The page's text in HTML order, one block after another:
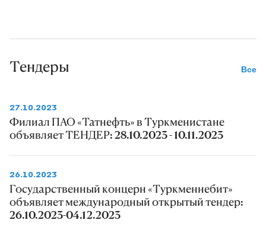
Тендеры Все
27.10.2023
Филиал ПАО «Татнефть» в Туркменистане
объявляет ТЕНДЕР: 28.10.2023 - 10.11.2023
26.10.2023
Государственный концерн «Туркменнебит»
объявляет международный открытый тендер:
26.10.2023-04.12.2023